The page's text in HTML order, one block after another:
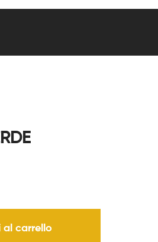
al carrello